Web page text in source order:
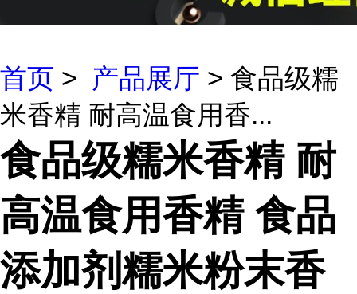
首页 > 产品展厅 > 食品级糯
米香精 耐高温食用香...
食品级糯米香精 耐
高温食用香精 食品
添加剂糯米粉末香